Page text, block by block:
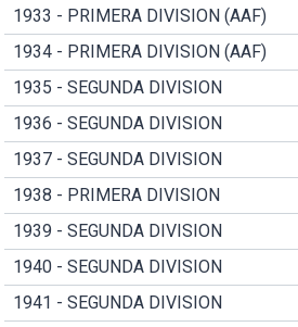
1933 - PRIMERA DIVISION (AAF)
1934 - PRIMERA DIVISION (AAF)
1935 - SEGUNDA DIVISION
1936 - SEGUNDA DIVISION
1937 - SEGUNDA DIVISION
1938 - PRIMERA DIVISION
1939 - SEGUNDA DIVISION
1940 - SEGUNDA DIVISION
1941 - SEGUNDA DIVISION